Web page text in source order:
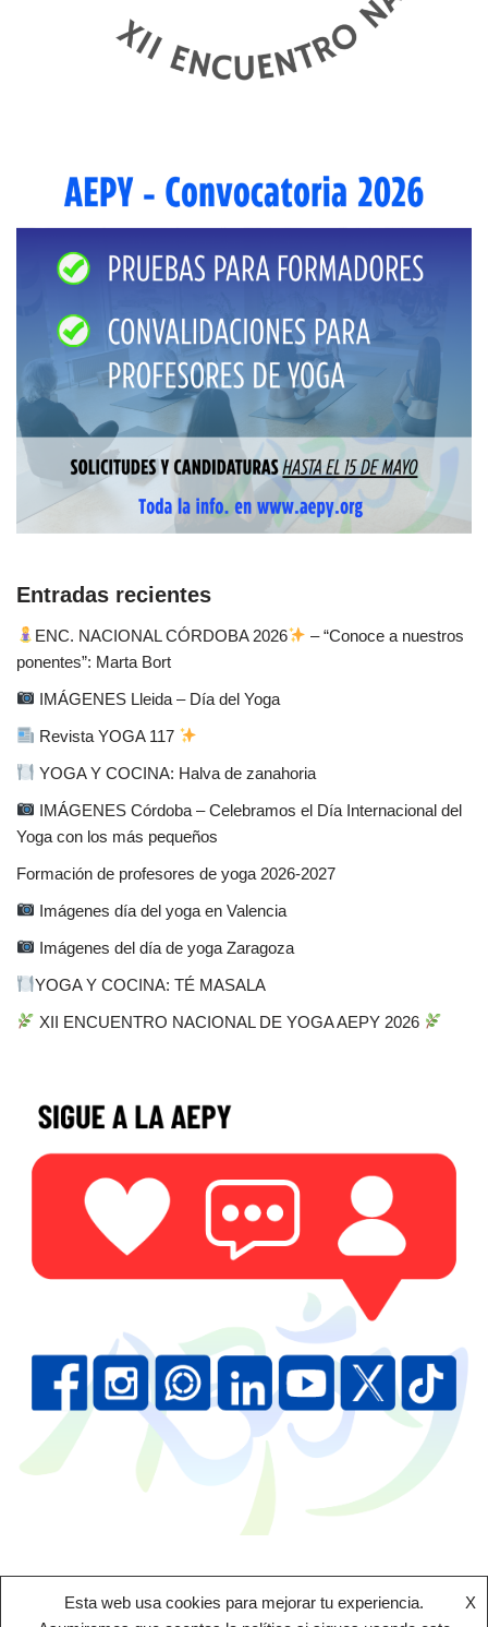
Entradas recientes
ENC. NACIONAL CÓRDOBA 2026
– “Conoce a nuestros
ponentes”: Marta Bort
IMÁGENES Lleida – Día del Yoga
Revista YOGA 117
YOGA Y COCINA: Halva de zanahoria
IMÁGENES Córdoba – Celebramos el Día Internacional del
Yoga con los más pequeños
Formación de profesores de yoga 2026-2027
Imágenes día del yoga en Valencia
Imágenes del día de yoga Zaragoza
YOGA Y COCINA: TÉ MASALA
XII ENCUENTRO NACIONAL DE YOGA AEPY 2026
Esta web usa cookies para mejorar tu experiencia.
X